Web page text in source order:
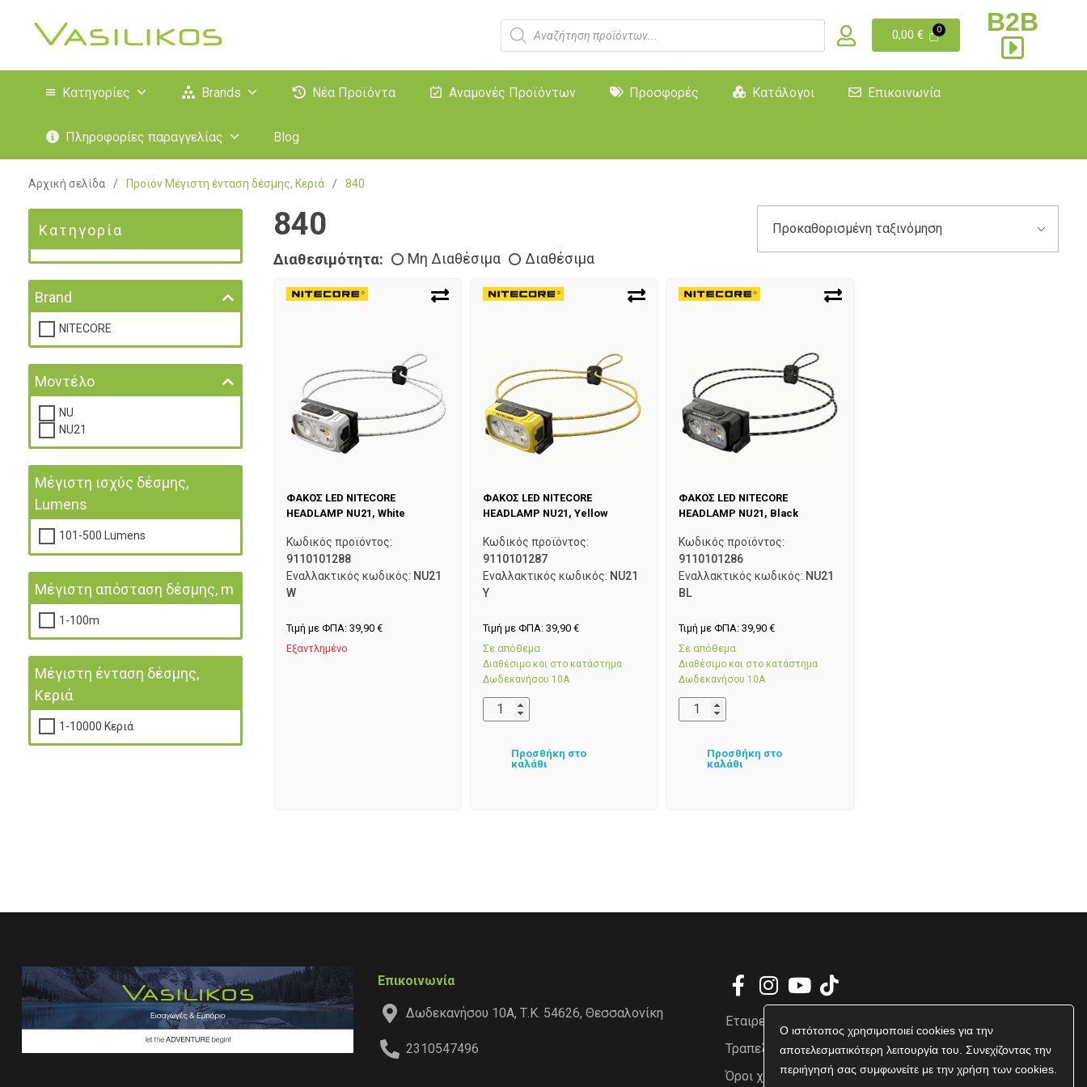
Ο ιστότοπος χρησιμοποιεί cookies για την
αποτελεσματικότερη λειτουργία του. Συνεχίζοντας την
περιήγησή σας συμφωνείτε με την χρήση των cookies.
0,00€ B2B
Κατηγορίες Brands Νέα Προϊόντα Αναμονές Προϊόντων Προσφορές Κατάλογοι Επικοινωνία
Πληροφορίες παραγγελίας Blog
Αρχική σελίδα / Προϊόν Μέγιστη ένταση δέσμης, Κεριά / 840
840
Διαθεσιμότητα: Μη Διαθέσιμα Διαθέσιμα
ΦΑΚΟΣ LED NITECORE
HEADLAMP NU21, White
Κωδικός προϊόντος:
9110101288
Εναλλακτικός κωδικός: NU21
W
Τιμή με ΦΠΑ: 39,90 €
Εξαντλημένο
ΦΑΚΟΣ LED NITECORE
HEADLAMP NU21, Yellow
Κωδικός προϊόντος:
9110101287
Εναλλακτικός κωδικός: NU21
Y
Τιμή με ΦΠΑ: 39,90 €
Σε απόθεμα
Διαθέσιμο και στο κατάστημα
Δωδεκανήσου 10Α
Προσθήκη στο
καλάθι
ΦΑΚΟΣ LED NITECORE
HEADLAMP NU21, Black
Κωδικός προϊόντος:
9110101286
Εναλλακτικός κωδικός: NU21
BL
Τιμή με ΦΠΑ:39,90€
Σε απόθεμα
Διαθέσιμο και στο κατάστημα
Δωδεκανήσου 10Α
Προσθήκη στο
καλάθι
Κατηγορία
Brand
NITECORE
Μοντέλο
NU
NU21
Μέγιστη ισχύς δέσμης,
Lumens
101-500 Lumens
Μέγιστη απόσταση δέσμης, m
1-100m
Μέγιστη ένταση δέσμης,
Κεριά
1-10000 Κεριά
Επικοινωνία
Δωδεκανήσου 10Α, Τ.Κ. 54626, Θεσσαλονίκη
2310547496
Εταιρεία
Τραπεζικοί Λογαριασμοί
Όροι χρήσης